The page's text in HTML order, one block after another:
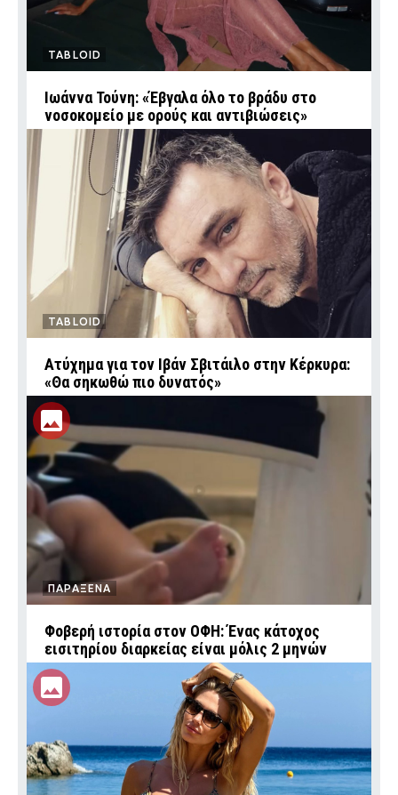
TABLOID
Ιωάννα Τούνη: «Έβγαλα όλο το βράδυ στο
νοσοκομείο με ορούς και αντιβιώσεις»
TABLOID
Ατύχημα για τον Ιβάν Σβιτάιλο στην Κέρκυρα:
«Θα σηκωθώ πιο δυνατός»
ΠΑΡΑΞΕΝΑ
Φοβερή ιστορία στον ΟΦΗ: Ένας κάτοχος
εισιτηρίου διαρκείας είναι μόλις 2 μηνών